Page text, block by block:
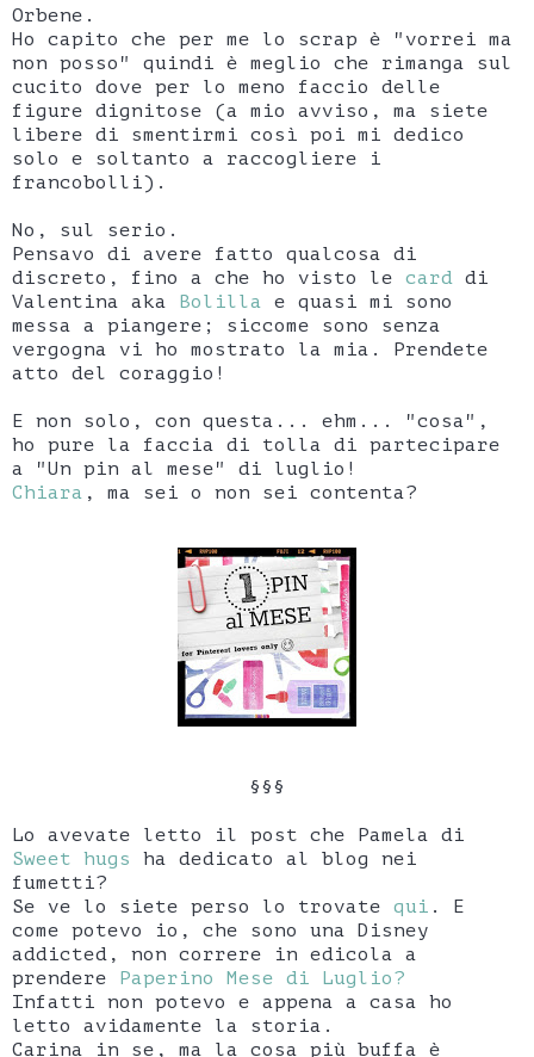
Orbene.
Ho capito che per me lo scrap è "vorrei ma
non posso" quindi è meglio che rimanga sul
cucito dove per lo meno faccio delle
figure dignitose (a mio avviso, ma siete
libere di smentirmi così poi mi dedico
solo e soltanto a raccogliere i
francobolli).
No, sul serio.
Pensavo di avere fatto qualcosa di
discreto, fino a che ho visto le card di
Valentina aka
Bolilla e quasi mi sono
messa a piangere; siccome sono senza
vergogna vi ho mostrato la mia. Prendete
atto del coraggio!
E non solo, con questa... ehm... "cosa",
ho pure la faccia di tolla di partecipare
a "Un pin al mese" di luglio!
Chiara , ma sei o non sei contenta?
§§§
Lo avevate letto il post che Pamela di
Sweet hugs
ha dedicato al blog nei
fumetti?
Se ve lo siete perso lo trovate qui . E
come potevo io, che sono una Disney
addicted, non correre in edicola a
prendere Paperino Mese di Luglio?
Infatti non potevo e appena a casa ho
letto avidamente la storia.
Carina in se, ma la cosa più buffa è